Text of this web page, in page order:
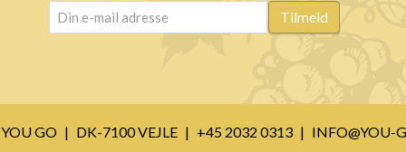
email (Required) Tilmeld
YOU GO DK-7100 VEJLE +45 2032 0313 INFO@YOU-